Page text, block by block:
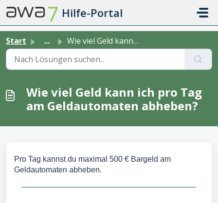
Zum hauptsächlichen Inhalt gehen
Hilfe-Portal
Start ... Wie viel Geld kann ich pro Tag am Geldautomaten abheben?
Wie viel Geld kann ich pro Tag
am Geldautomaten abheben?
Pro Tag kannst du maximal 500 € Bargeld am
Geldautomaten abheben.